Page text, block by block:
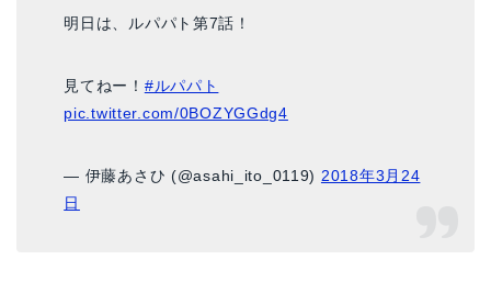
明日は、ルパパト第7話！
見てねー！ #ルパパト
pic.twitter.com/0BOZYGGdg4
— 伊藤あさひ (@asahi_ito_0119) 2018年3月24
日